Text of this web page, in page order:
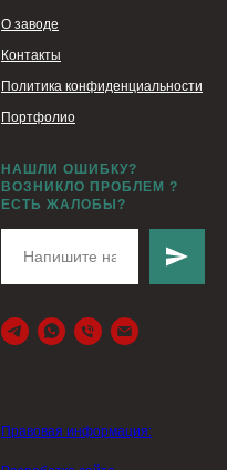
О заводе
Контакты
Политика конфиденциальности
Портфолио
НАШЛИ ОШИБКУ?
ВОЗНИКЛО ПРОБЛЕМ ?
ЕСТЬ ЖАЛОБЫ?
Правовая информация: